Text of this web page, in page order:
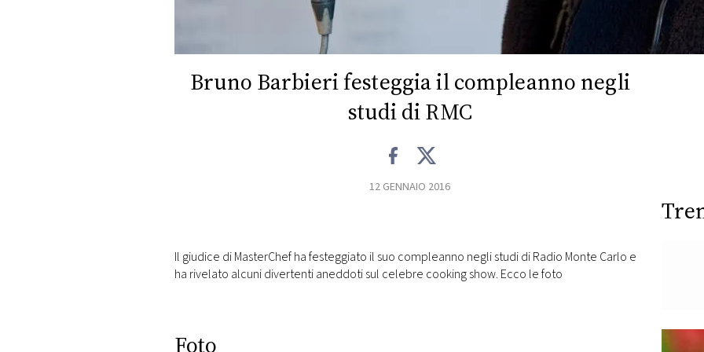
RMC
CONSIGLIA
Bruno Barbieri festeggia il compleanno negli
studi di RMC
12 GENNAIO 2016
Il giudice di MasterChef ha festeggiato il suo compleanno negli studi di Radio Monte Carlo e
ha rivelato alcuni divertenti aneddoti sul celebre cooking show. Ecco le foto
Foto